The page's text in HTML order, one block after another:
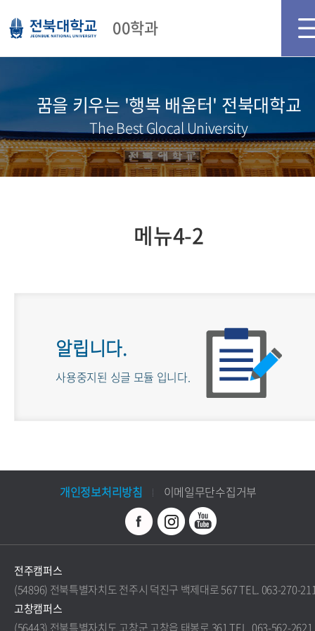
00학과
꿈을 키우는 '행복 배움터' 전북대학교
The Best Glocal University
메뉴4-2
알립니다.
사용중지된 싱글 모듈 입니다.
개인정보처리방침 이메일무단수집거부
전주캠퍼스
(54896) 전북특별자치도 전주시 덕진구 백제대로 567 TEL. 063-270-
고창캠퍼스
(56443) 전북특별자치도 고창군 고창읍 태봉로 361 TEL. 063-562-2621